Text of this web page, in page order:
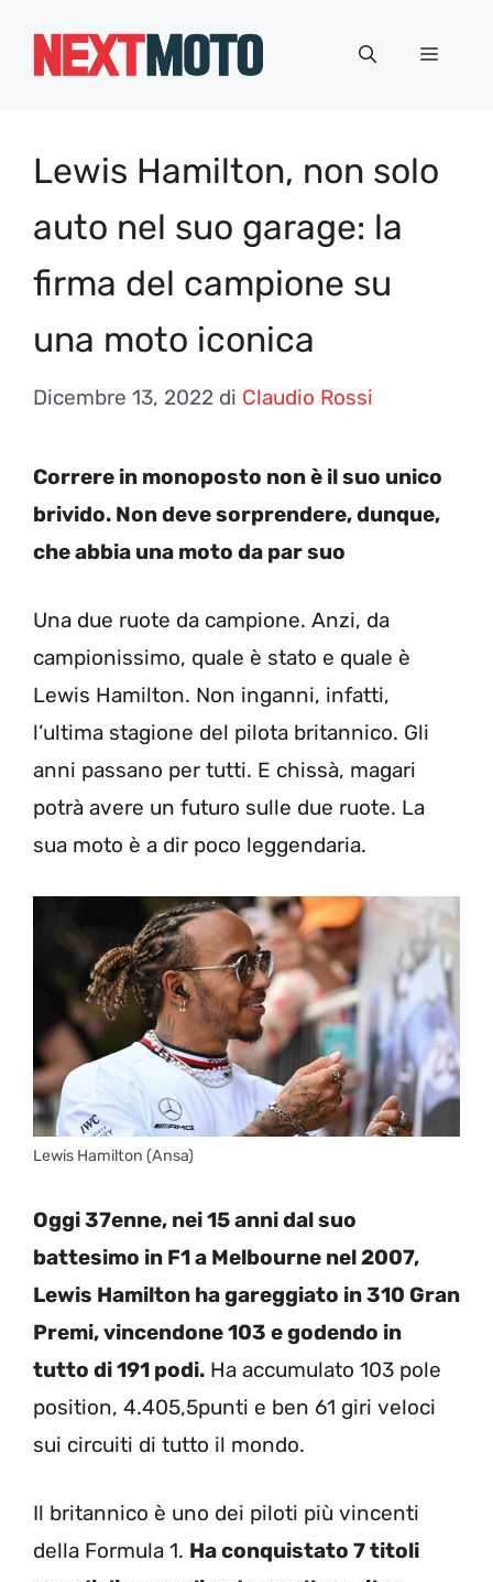
Menu
Lewis Hamilton, non solo
auto nel suo garage: la
firma del campione su
una moto iconica
Dicembre 13, 2022 di Claudio Rossi
Correre in monoposto non è il suo unico
brivido. Non deve sorprendere, dunque,
che abbia una moto da par suo
Una due ruote da campione. Anzi, da
campionissimo, quale è stato e quale è
Lewis Hamilton. Non inganni, infatti,
l’ultima stagione del pilota britannico. Gli
anni passano per tutti. E chissà, magari
potrà avere un futuro sulle due ruote. La
sua moto è a dir poco leggendaria.
Lewis Hamilton (Ansa)
Oggi 37enne, nei 15 anni dal suo
battesimo in F1 a Melbourne nel 2007,
Lewis Hamilton ha gareggiato in 310 Gran
Premi, vincendone 103 e godendo in
tutto di 191 podi. Ha accumulato 103 pole
position, 4.405,5punti e ben 61 giri veloci
sui circuiti di tutto il mondo.
Il britannico è uno dei piloti più vincenti
della Formula 1. Ha conquistato 7 titoli